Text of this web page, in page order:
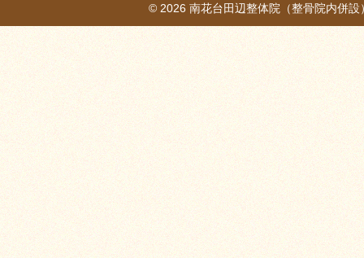
© 2026 南花台田辺整体院（整骨院内併設